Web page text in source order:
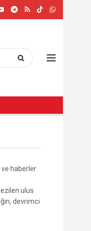
ve haberler
ezilen ulus
devrimci